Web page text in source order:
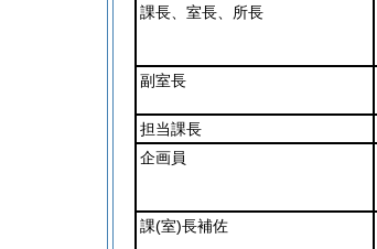
課長、室長、所長
副室長
担当課長
企画員
課(室)長補佐